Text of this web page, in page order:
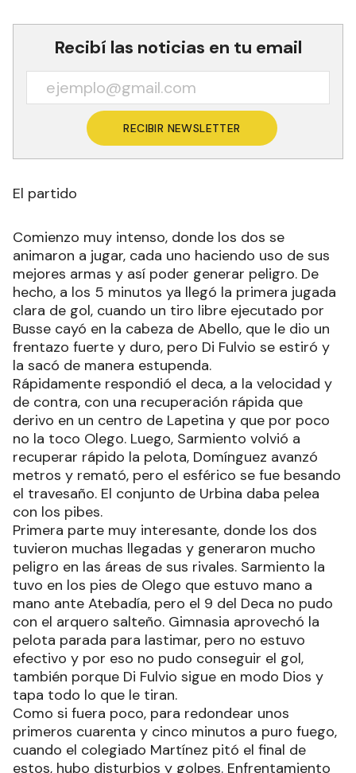
Recibí las noticias en tu email
RECIBIR NEWSLETTER
El partido
Comienzo muy intenso, donde los dos se
animaron a jugar, cada uno haciendo uso de sus
mejores armas y así poder generar peligro. De
hecho, a los 5 minutos ya llegó la primera jugada
clara de gol, cuando un tiro libre ejecutado por
Busse cayó en la cabeza de Abello, que le dio un
frentazo fuerte y duro, pero Di Fulvio se estiró y
la sacó de manera estupenda.
Rápidamente respondió el deca, a la velocidad y
de contra, con una recuperación rápida que
derivo en un centro de Lapetina y que por poco
no la toco Olego. Luego, Sarmiento volvió a
recuperar rápido la pelota, Domínguez avanzó
metros y remató, pero el esférico se fue besando
el travesaño. El conjunto de Urbina daba pelea
con los pibes.
Primera parte muy interesante, donde los dos
tuvieron muchas llegadas y generaron mucho
peligro en las áreas de sus rivales. Sarmiento la
tuvo en los pies de Olego que estuvo mano a
mano ante Atebadía, pero el 9 del Deca no pudo
con el arquero salteño. Gimnasia aprovechó la
pelota parada para lastimar, pero no estuvo
efectivo y por eso no pudo conseguir el gol,
también porque Di Fulvio sigue en modo Dios y
tapa todo lo que le tiran.
Como si fuera poco, para redondear unos
primeros cuarenta y cinco minutos a puro fuego,
cuando el colegiado Martínez pitó el final de
estos, hubo disturbios y golpes. Enfrentamiento